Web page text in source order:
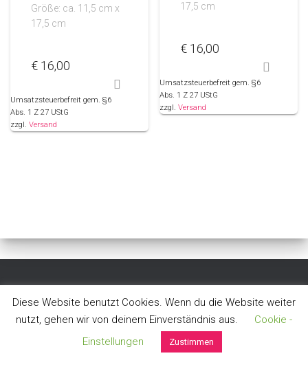
Größe: ca. 11,5 cm x
17,5 cm
€ 16,00
Umsatzsteuerbefreit gem. §6
Abs. 1 Z 27 UStG
zzgl. Versand
17,5 cm
€ 16,00
Umsatzsteuerbefreit gem. §6
Abs. 1 Z 27 UStG
zzgl.Versand
ALLGEMEINE GESCHÄFTSBEDINGUNGEN DATENSCHUTZ
ZAHLUNGSWEISEN VERSAND & LIEFERUNG
Diese Website benutzt Cookies. Wenn du die Website weiter
nutzt, gehen wir von deinem Einverständnis aus.
Cookie -
Einstellungen
Zustimmen